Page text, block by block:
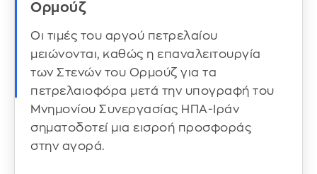
Ορμούζ
Οι τιμές του αργού πετρελαίου
μειώνονται, καθώς η επαναλειτουργία
των Στενών του Ορμούζ για τα
πετρελαιοφόρα μετά την υπογραφή του
Μνημονίου Συνεργασίας ΗΠΑ-Ιράν
σηματοδοτεί μια εισροή προσφοράς
στην αγορά.